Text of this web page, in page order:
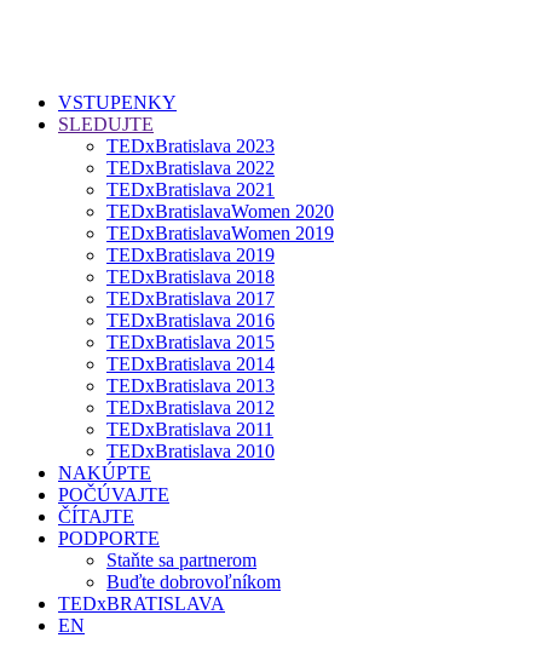
VSTUPENKY
SLEDUJTE
TEDxBratislava 2023
TEDxBratislava 2022
TEDxBratislava 2021
TEDxBratislavaWomen 2020
TEDxBratislavaWomen 2019
TEDxBratislava 2019
TEDxBratislava 2018
TEDxBratislava 2017
TEDxBratislava 2016
TEDxBratislava 2015
TEDxBratislava 2014
TEDxBratislava 2013
TEDxBratislava 2012
TEDxBratislava 2011
TEDxBratislava 2010
NAKÚPTE
POČÚVAJTE
ČÍTAJTE
PODPORTE
Staňte sa partnerom
Buďte dobrovoľníkom
TEDxBRATISLAVA
EN